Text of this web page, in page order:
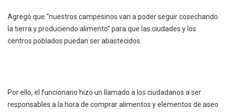
Agregó que “nuestros campesinos van a poder seguir cosechando
la tierra y produciendo alimento” para que las ciudades y los
centros poblados puedan ser abastecidos.
Por ello, el funcionario hizo un llamado a los ciudadanos a ser
responsables a la hora de comprar alimentos y elementos de aseo